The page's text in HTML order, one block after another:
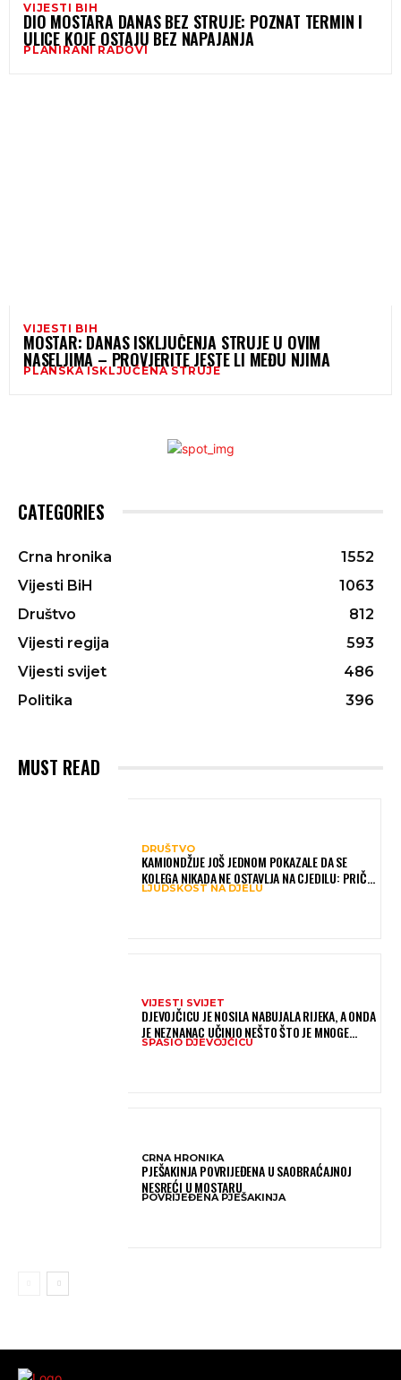
VIJESTI BIH
DIO MOSTARA DANAS BEZ STRUJE: POZNAT TERMIN I
ULICE KOJE OSTAJU BEZ NAPAJANJA
PLANIRANI RADOVI
VIJESTI BIH
MOSTAR: DANAS ISKLJUČENJA STRUJE U OVIM
NASELJIMA – PROVJERITE JESTE LI MEĐU NJIMA
PLANSKA ISKLJUČENA STRUJE
CATEGORIES
Crna hronika
1552
Vijesti BiH
1063
Društvo
812
Vijesti regija
593
Vijesti svijet
486
Politika
396
MUST READ
DRUŠTVO
KAMIONDŽIJE JOŠ JEDNOM POKAZALE DA SE
KOLEGA NIKADA NE OSTAVLJA NA CJEDILU: PRIČA
IZ HAMBURGA DIRNULA MNOGE
LJUDSKOST NA DJELU
VIJESTI SVIJET
DJEVOJČICU JE NOSILA NABUJALA RIJEKA, A ONDA
JE NEZNANAC UČINIO NEŠTO ŠTO JE MNOGE
OSTAVILO BEZ RIJEČI
SPASIO DJEVOJČICU
CRNA HRONIKA
PJEŠAKINJA POVRIJEĐENA U SAOBRAĆAJNOJ
NESREĆI U MOSTARU
POVRIJEĐENA PJEŠAKINJA